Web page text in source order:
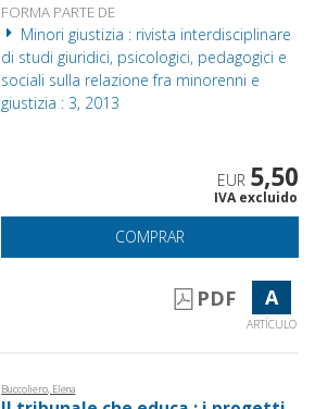
FORMA PARTE DE
Minori giustizia : rivista interdisciplinare
di studi giuridici, psicologici, pedagogici e
sociali sulla relazione fra minorenni e
giustizia : 3, 2013
EUR 5,50
IVA excluido
COMPRAR
PDF A
ARTÍCULO
Buccoliero, Elena